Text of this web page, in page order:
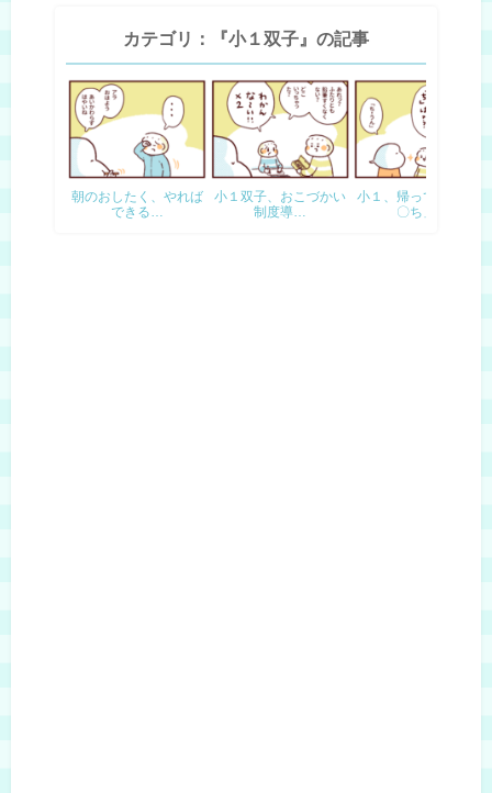
カテゴリ：『小１双子』の記事
朝のおしたく、やれば
できる…
小１双子、おこづかい
制度導…
小１、帰ってきた「う
〇ち」…